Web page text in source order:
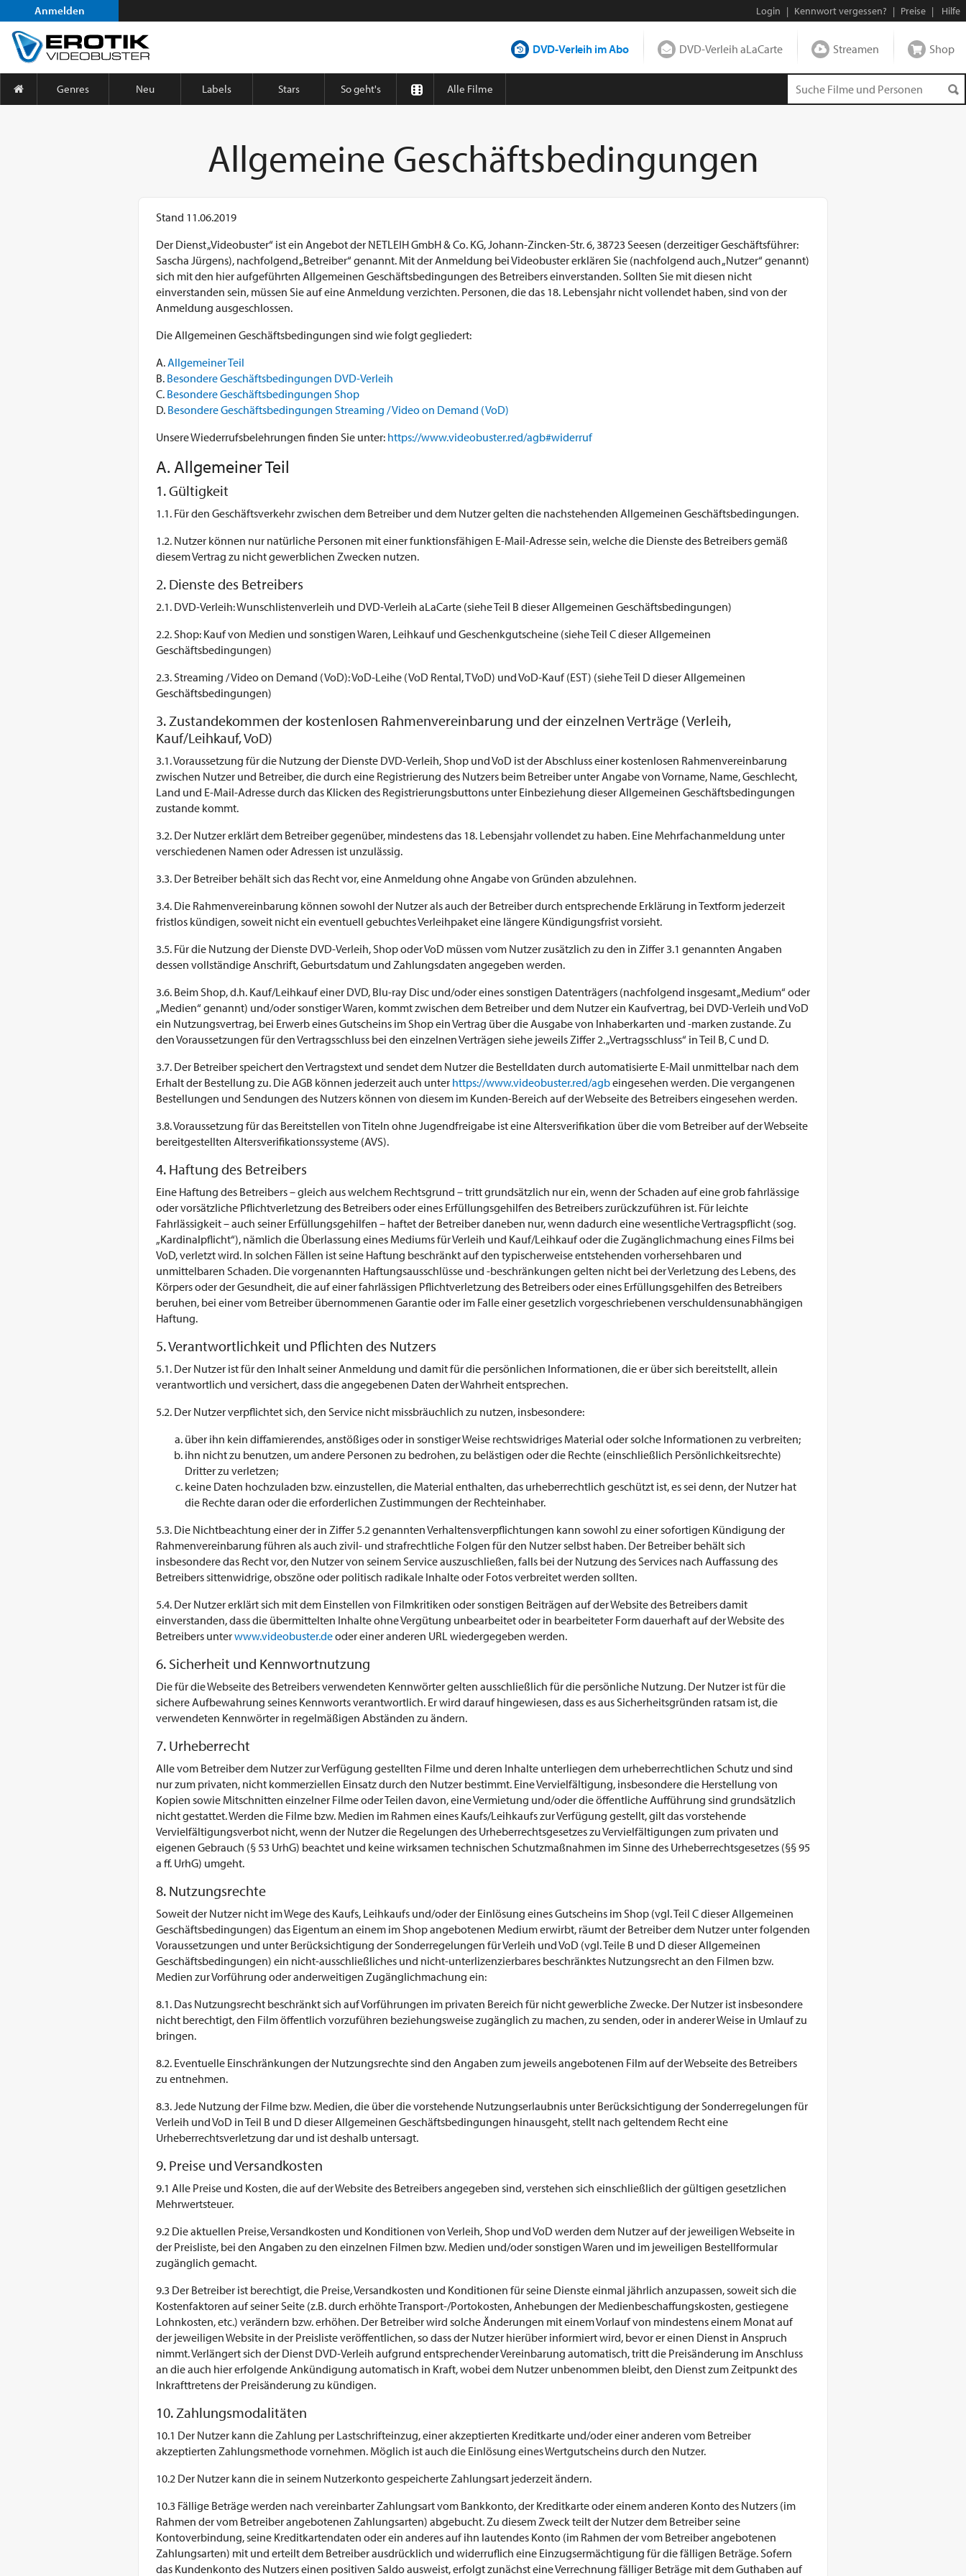
Anmelden Login | Kennwort vergessen? | Preise | Hilfe
DVD-Verleih im Abo DVD-Verleih aLaCarte Streamen Shop
Genres Neu Labels Stars So geht's Alle Filme
Allgemeine Geschäftsbedingungen
Stand 11.06.2019
Der Dienst „Videobuster“ ist ein Angebot der NETLEIH GmbH & Co. KG, Johann-Zincken-Str. 6, 38723 Seesen (derzeitiger Geschäftsführer:
Sascha Jürgens), nachfolgend „Betreiber“ genannt. Mit der Anmeldung bei Videobuster erklären Sie (nachfolgend auch „Nutzer“ genannt)
sich mit den hier aufgeführten Allgemeinen Geschäftsbedingungen des Betreibers einverstanden. Sollten Sie mit diesen nicht
einverstanden sein, müssen Sie auf eine Anmeldung verzichten. Personen, die das 18. Lebensjahr nicht vollendet haben, sind von der
Anmeldung ausgeschlossen.
Die Allgemeinen Geschäftsbedingungen sind wie folgt gegliedert:
A.Allgemeiner Teil
B. Besondere Geschäftsbedingungen DVD-Verleih
C. Besondere Geschäftsbedingungen Shop
D. Besondere Geschäftsbedingungen Streaming / Video on Demand (VoD)
Unsere Wiederrufsbelehrungen finden Sie unter: https://www.videobuster.red/agb#widerruf
A. Allgemeiner Teil
1. Gültigkeit
1.1. Für den Geschäftsverkehr zwischen dem Betreiber und dem Nutzer gelten die nachstehenden Allgemeinen Geschäftsbedingungen.
1.2. Nutzer können nur natürliche Personen mit einer funktionsfähigen E-Mail-Adresse sein, welche die Dienste des Betreibers gemäß
diesem Vertrag zu nicht gewerblichen Zwecken nutzen.
2. Dienste des Betreibers
2.1. DVD-Verleih: Wunschlistenverleih und DVD-Verleih aLaCarte (siehe Teil B dieser Allgemeinen Geschäftsbedingungen)
2.2. Shop: Kauf von Medien und sonstigen Waren, Leihkauf und Geschenkgutscheine (siehe Teil C dieser Allgemeinen
Geschäftsbedingungen)
2.3. Streaming / Video on Demand (VoD): VoD-Leihe (VoD Rental, TVoD) und VoD-Kauf (EST) (siehe Teil D dieser Allgemeinen
Geschäftsbedingungen)
3. Zustandekommen der kostenlosen Rahmenvereinbarung und der einzelnen Verträge (Verleih,
Kauf/Leihkauf, VoD)
3.1. Voraussetzung für die Nutzung der Dienste DVD-Verleih, Shop und VoD ist der Abschluss einer kostenlosen Rahmenvereinbarung
zwischen Nutzer und Betreiber, die durch eine Registrierung des Nutzers beim Betreiber unter Angabe von Vorname, Name, Geschlecht,
Land und E-Mail-Adresse durch das Klicken des Registrierungsbuttons unter Einbeziehung dieser Allgemeinen Geschäftsbedingungen
zustande kommt.
3.2. Der Nutzer erklärt dem Betreiber gegenüber, mindestens das 18. Lebensjahr vollendet zu haben. Eine Mehrfachanmeldung unter
verschiedenen Namen oder Adressen ist unzulässig.
3.3. Der Betreiber behält sich das Recht vor, eine Anmeldung ohne Angabe von Gründen abzulehnen.
3.4. Die Rahmenvereinbarung können sowohl der Nutzer als auch der Betreiber durch entsprechende Erklärung in Textform jederzeit
fristlos kündigen, soweit nicht ein eventuell gebuchtes Verleihpaket eine längere Kündigungsfrist vorsieht.
3.5. Für die Nutzung der Dienste DVD-Verleih, Shop oder VoD müssen vom Nutzer zusätzlich zu den in Ziffer 3.1 genannten Angaben
dessen vollständige Anschrift, Geburtsdatum und Zahlungsdaten angegeben werden.
3.6. Beim Shop, d.h. Kauf/Leihkauf einer DVD, Blu-ray Disc und/oder eines sonstigen Datenträgers (nachfolgend insgesamt „Medium“ oder
„Medien“ genannt) und/oder sonstiger Waren, kommt zwischen dem Betreiber und dem Nutzer ein Kaufvertrag, bei DVD-Verleih und VoD
ein Nutzungsvertrag, bei Erwerb eines Gutscheins im Shop ein Vertrag über die Ausgabe von Inhaberkarten und -marken zustande. Zu
den Voraussetzungen für den Vertragsschluss bei den einzelnen Verträgen siehe jeweils Ziffer 2. „Vertragsschluss“ in Teil B, C und D.
3.7. Der Betreiber speichert den Vertragstext und sendet dem Nutzer die Bestelldaten durch automatisierte E-Mail unmittelbar nach dem
Erhalt der Bestellung zu. Die AGB können jederzeit auch unter https://www.videobuster.red/agbeingesehen werden. Die vergangenen
Bestellungen und Sendungen des Nutzers können von diesem im Kunden-Bereich auf der Webseite des Betreibers eingesehen werden.
3.8. Voraussetzung für das Bereitstellen von Titeln ohne Jugendfreigabe ist eine Altersverifikation über die vom Betreiber auf der Webseite
bereitgestellten Altersverifikationssysteme (AVS).
4. Haftung des Betreibers
Eine Haftung des Betreibers – gleich aus welchem Rechtsgrund – tritt grundsätzlich nur ein, wenn der Schaden auf eine grob fahrlässige
oder vorsätzliche Pflichtverletzung des Betreibers oder eines Erfüllungsgehilfen des Betreibers zurückzuführen ist. Für leichte
Fahrlässigkeit – auch seiner Erfüllungsgehilfen – haftet der Betreiber daneben nur, wenn dadurch eine wesentliche Vertragspflicht (sog.
„Kardinalpflicht“), nämlich die Überlassung eines Mediums für Verleih und Kauf/Leihkauf oder die Zugänglichmachung eines Films bei
VoD, verletzt wird. In solchen Fällen ist seine Haftung beschränkt auf den typischerweise entstehenden vorhersehbaren und
unmittelbaren Schaden. Die vorgenannten Haftungsausschlüsse und -beschränkungen gelten nicht bei der Verletzung des Lebens, des
Körpers oder der Gesundheit, die auf einer fahrlässigen Pflichtverletzung des Betreibers oder eines Erfüllungsgehilfen des Betreibers
beruhen, bei einer vom Betreiber übernommenen Garantie oder im Falle einer gesetzlich vorgeschriebenen verschuldensunabhängigen
Haftung.
5. Verantwortlichkeit und Pflichten des Nutzers
5.1. Der Nutzer ist für den Inhalt seiner Anmeldung und damit für die persönlichen Informationen, die er über sich bereitstellt, allein
verantwortlich und versichert, dass die angegebenen Daten der Wahrheit entsprechen.
5.2. Der Nutzer verpflichtet sich, den Service nicht missbräuchlich zu nutzen, insbesondere:
über ihn kein diffamierendes, anstößiges oder in sonstiger Weise rechtswidriges Material oder solche Informationen zu verbreiten;
ihn nicht zu benutzen, um andere Personen zu bedrohen, zu belästigen oder die Rechte (einschließlich Persönlichkeitsrechte)
Dritter zu verletzen;
keine Daten hochzuladen bzw. einzustellen, die Material enthalten, das urheberrechtlich geschützt ist, es sei denn, der Nutzer hat
die Rechte daran oder die erforderlichen Zustimmungen der Rechteinhaber.
5.3. Die Nichtbeachtung einer der in Ziffer 5.2 genannten Verhaltensverpflichtungen kann sowohl zu einer sofortigen Kündigung der
Rahmenvereinbarung führen als auch zivil- und strafrechtliche Folgen für den Nutzer selbst haben. Der Betreiber behält sich
insbesondere das Recht vor, den Nutzer von seinem Service auszuschließen, falls bei der Nutzung des Services nach Auffassung des
Betreibers sittenwidrige, obszöne oder politisch radikale Inhalte oder Fotos verbreitet werden sollten.
5.4. Der Nutzer erklärt sich mit dem Einstellen von Filmkritiken oder sonstigen Beiträgen auf der Website des Betreibers damit
einverstanden, dass die übermittelten Inhalte ohne Vergütung unbearbeitet oder in bearbeiteter Form dauerhaft auf der Website des
Betreibers unterwww.videobuster.deoder einer anderen URL wiedergegeben werden.
6. Sicherheit und Kennwortnutzung
Die für die Webseite des Betreibers verwendeten Kennwörter gelten ausschließlich für die persönliche Nutzung. Der Nutzer ist für die
sichere Aufbewahrung seines Kennworts verantwortlich. Er wird darauf hingewiesen, dass es aus Sicherheitsgründen ratsam ist, die
verwendeten Kennwörter in regelmäßigen Abständen zu ändern.
7. Urheberrecht
Alle vom Betreiber dem Nutzer zur Verfügung gestellten Filme und deren Inhalte unterliegen dem urheberrechtlichen Schutz und sind
nur zum privaten, nicht kommerziellen Einsatz durch den Nutzer bestimmt. Eine Vervielfältigung, insbesondere die Herstellung von
Kopien sowie Mitschnitten einzelner Filme oder Teilen davon, eine Vermietung und/oder die öffentliche Aufführung sind grundsätzlich
nicht gestattet. Werden die Filme bzw. Medien im Rahmen eines Kaufs/Leihkaufs zur Verfügung gestellt, gilt das vorstehende
Vervielfältigungsverbot nicht, wenn der Nutzer die Regelungen des Urheberrechtsgesetzes zu Vervielfältigungen zum privaten und
eigenen Gebrauch (§ 53 UrhG) beachtet und keine wirksamen technischen Schutzmaßnahmen im Sinne des Urheberrechtsgesetzes (§§ 95
a ff. UrhG) umgeht.
8. Nutzungsrechte
Soweit der Nutzer nicht im Wege des Kaufs, Leihkaufs und/oder der Einlösung eines Gutscheins im Shop (vgl. Teil C dieser Allgemeinen
Geschäftsbedingungen) das Eigentum an einem im Shop angebotenen Medium erwirbt, räumt der Betreiber dem Nutzer unter folgenden
Voraussetzungen und unter Berücksichtigung der Sonderregelungen für Verleih und VoD (vgl. Teile B und D dieser Allgemeinen
Geschäftsbedingungen) ein nicht-ausschließliches und nicht-unterlizenzierbares beschränktes Nutzungsrecht an den Filmen bzw.
Medien zur Vorführung oder anderweitigen Zugänglichmachung ein:
8.1. Das Nutzungsrecht beschränkt sich auf Vorführungen im privaten Bereich für nicht gewerbliche Zwecke. Der Nutzer ist insbesondere
nicht berechtigt, den Film öffentlich vorzuführen beziehungsweise zugänglich zu machen, zu senden, oder in anderer Weise in Umlauf zu
bringen.
8.2. Eventuelle Einschränkungen der Nutzungsrechte sind den Angaben zum jeweils angebotenen Film auf der Webseite des Betreibers
zu entnehmen.
8.3. Jede Nutzung der Filme bzw. Medien, die über die vorstehende Nutzungserlaubnis unter Berücksichtigung der Sonderregelungen für
Verleih und VoD in Teil B und D dieser Allgemeinen Geschäftsbedingungen hinausgeht, stellt nach geltendem Recht eine
Urheberrechtsverletzung dar und ist deshalb untersagt.
9. Preise und Versandkosten
9.1 Alle Preise und Kosten, die auf der Website des Betreibers angegeben sind, verstehen sich einschließlich der gültigen gesetzlichen
Mehrwertsteuer.
9.2 Die aktuellen Preise, Versandkosten und Konditionen von Verleih, Shop und VoD werden dem Nutzer auf der jeweiligen Webseite in
der Preisliste, bei den Angaben zu den einzelnen Filmen bzw. Medien und/oder sonstigen Waren und im jeweiligen Bestellformular
zugänglich gemacht.
9.3 Der Betreiber ist berechtigt, die Preise, Versandkosten und Konditionen für seine Dienste einmal jährlich anzupassen, soweit sich die
Kostenfaktoren auf seiner Seite (z.B. durch erhöhte Transport-/Portokosten, Anhebungen der Medienbeschaffungskosten, gestiegene
Lohnkosten, etc.) verändern bzw. erhöhen. Der Betreiber wird solche Änderungen mit einem Vorlauf von mindestens einem Monat auf
der jeweiligen Website in der Preisliste veröffentlichen, so dass der Nutzer hierüber informiert wird, bevor er einen Dienst in Anspruch
nimmt. Verlängert sich der Dienst DVD-Verleih aufgrund entsprechender Vereinbarung automatisch, tritt die Preisänderung im Anschluss
an die auch hier erfolgende Ankündigung automatisch in Kraft, wobei dem Nutzer unbenommen bleibt, den Dienst zum Zeitpunkt des
Inkrafttretens der Preisänderung zu kündigen.
10. Zahlungsmodalitäten
10.1 Der Nutzer kann die Zahlung per Lastschrifteinzug, einer akzeptierten Kreditkarte und/oder einer anderen vom Betreiber
akzeptierten Zahlungsmethode vornehmen. Möglich ist auch die Einlösung eines Wertgutscheins durch den Nutzer.
10.2 Der Nutzer kann die in seinem Nutzerkonto gespeicherte Zahlungsart jederzeit ändern.
10.3 Fällige Beträge werden nach vereinbarter Zahlungsart vom Bankkonto, der Kreditkarte oder einem anderen Konto des Nutzers (im
Rahmen der vom Betreiber angebotenen Zahlungsarten) abgebucht. Zu diesem Zweck teilt der Nutzer dem Betreiber seine
Kontoverbindung, seine Kreditkartendaten oder ein anderes auf ihn lautendes Konto (im Rahmen der vom Betreiber angebotenen
Zahlungsarten) mit und erteilt dem Betreiber ausdrücklich und widerruflich eine Einzugsermächtigung für die fälligen Beträge. Sofern
das Kundenkonto des Nutzers einen positiven Saldo ausweist, erfolgt zunächst eine Verrechnung fälliger Beträge mit dem Guthaben auf